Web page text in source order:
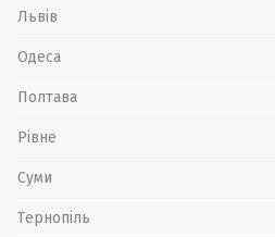
Львів
Одеса
Полтава
Рівне
Суми
Тернопіль